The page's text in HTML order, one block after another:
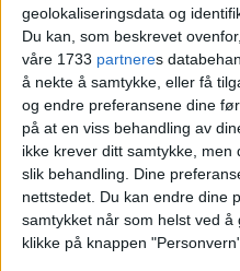
geolokaliseringsdata og
Du kan, som beskrevet
våre 1733 partneres
å nekte å samtykke, eller få
og endre preferansene dine
på at en viss behandling av
ikke krever ditt samtykke,
slik behandling. Dine
nettstedet. Du kan endre dine
samtykket når som helst ved
klikke på knappen
– Det er stygt, og
åpenlyst på gater
Marit Nybø.
Hun lederKirkens
gruppeni Oslo.
Nybø påpeker at det